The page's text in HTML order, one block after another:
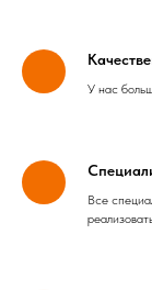
У нас
Все